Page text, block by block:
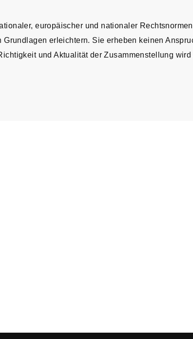
europäischer und nationaler
erleichtern. Sie erheben keinen
und Aktualität der Zusammenstellung